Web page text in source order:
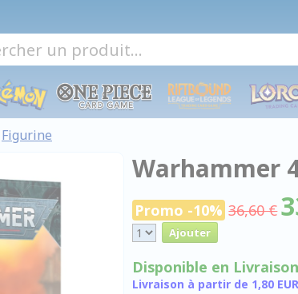
Figurine
Warhammer
Promo -10% 36,60 €
Disponible en Livraison
Livraison à partir de 1,80